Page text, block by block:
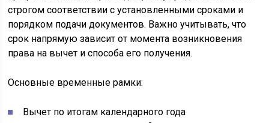
строгом соответствии с установленными сроками и
порядком подачи документов. Важно учитывать, что
срок напрямую зависит от момента возникновения
права на вычет и способа его получения.
Основные временные рамки:
Вычет по итогам календарного года